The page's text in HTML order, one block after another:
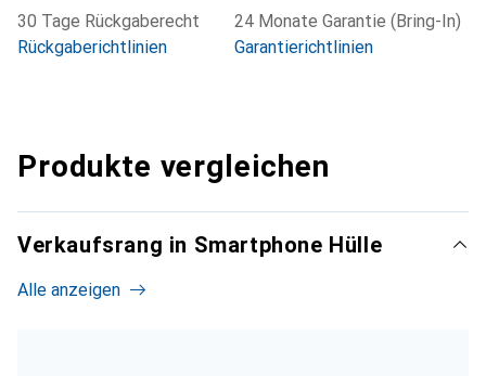
30 Tage Rückgaberecht
Rückgaberichtlinien
24 Monate Garantie (Bring-In)
Garantierichtlinien
Produkte vergleichen
Verkaufsrang in Smartphone Hülle
Alle anzeigen